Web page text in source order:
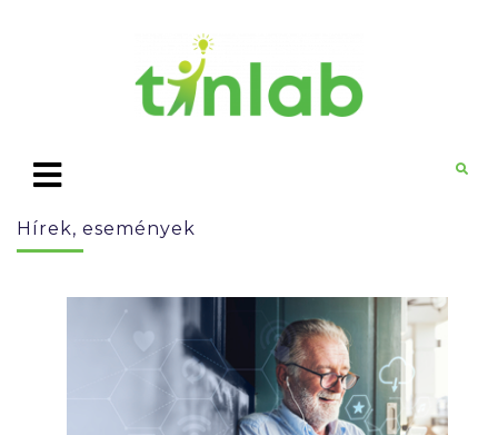
Hírek, események